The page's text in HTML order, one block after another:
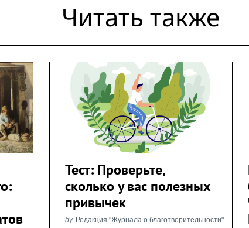
Читать также
Тест: Проверьте,
сколько у вас полезных
привычек
by Редакция "Журнала о благотворительности"